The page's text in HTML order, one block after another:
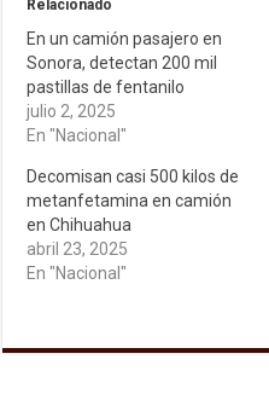
Relacionado
En un camión pasajero en
Sonora, detectan 200 mil
pastillas de fentanilo
julio 2, 2025
En "Nacional"
Decomisan casi 500 kilos de
metanfetamina en camión
en Chihuahua
abril 23, 2025
En "Nacional"